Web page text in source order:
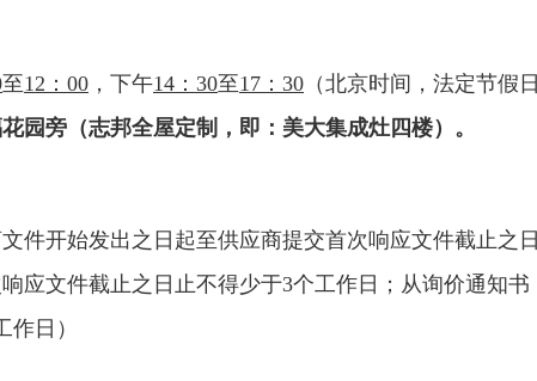
至12：00 ，下午14：30至17：30 （北京时间，法定节假日
园旁（志邦全屋定制，即： 美大集成灶四楼） 。
文件开始发出之日起至供应商提交首次响应文件截止之日
应文件截止之日止不得少于3个工作日；从询价通知书
日）